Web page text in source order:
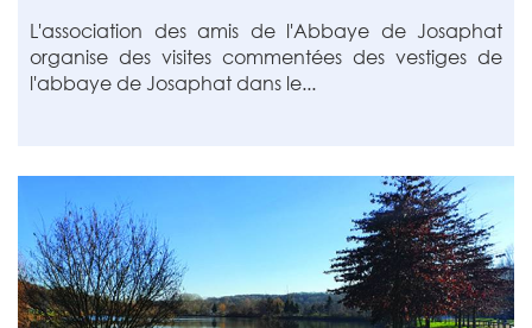
L'association des amis de l'Abbaye de Josaphat
organise des visites commentées des vestiges de
l'abbaye de Josaphat dans le...